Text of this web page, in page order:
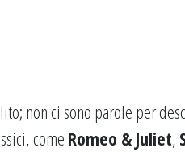
non ci sono parole per
come Romeo & Juliet,